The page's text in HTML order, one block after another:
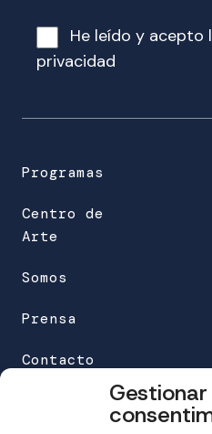
Gestionar
c
n
i
o
o
l
He leído y acepto
privacidad
Programas
Centro de
Arte
Somos
Prensa
Contacto
FUNDACIÓN MARÍA
C/Galileo Galilei 6